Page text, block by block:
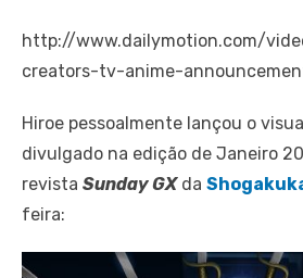
http://www.dailymotion.com/
creators-tv-anime-
Hiroe pessoalmente lançou o
divulgado na edição de Janeiro
revista Sunday GXda
feira: